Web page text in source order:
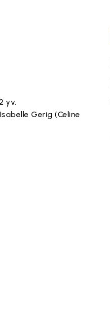
yv.
Gerig (Celine